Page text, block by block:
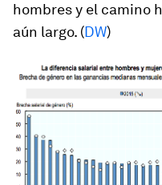
hombres y el camino
aún largo. (DW)